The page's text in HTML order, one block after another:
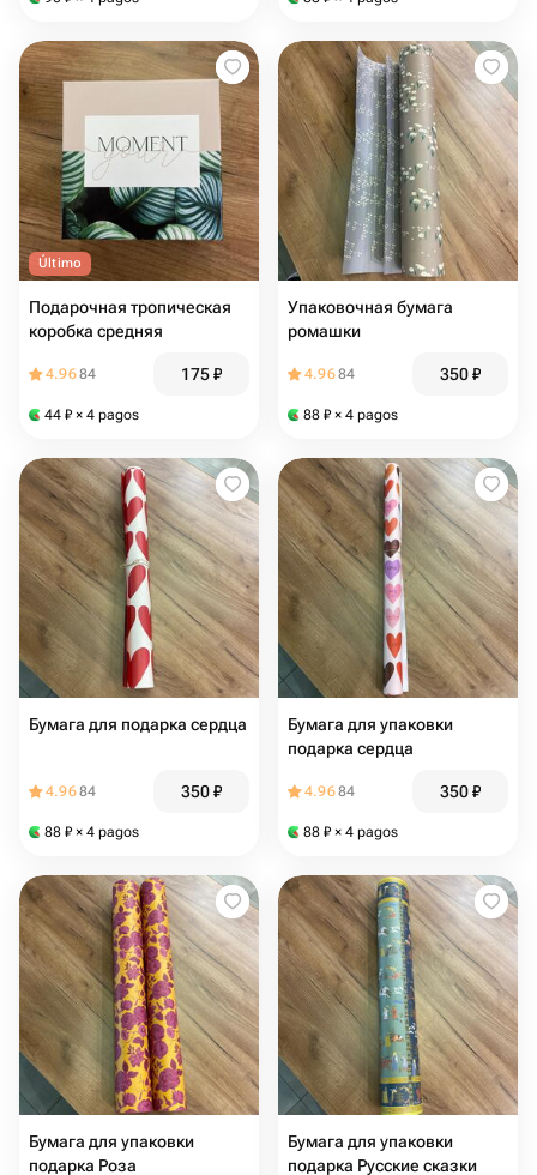
Último
Подарочная тропическая
коробка средняя
4.9684 175₽
44 ₽ × 4 pagos
Упаковочная бумага
ромашки
4.9684 350₽
88 ₽ × 4 pagos
Бумага для подарка сердца
4.9684 350₽
88 ₽ × 4 pagos
Бумага для упаковки
подарка сердца
4.9684 350₽
88 ₽ × 4 pagos
Бумага для упаковки
подарка Роза
Бумага для упаковки
подарка Русские сказки